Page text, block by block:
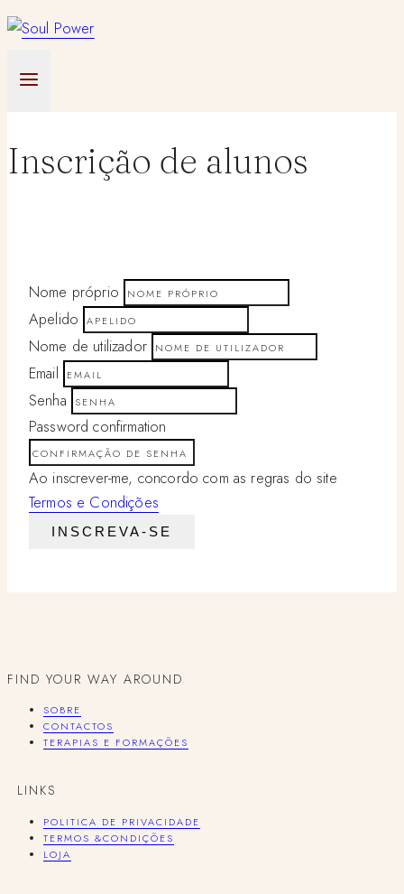
Skip
Inscrição de alunos
Nome próprio
Apelido
Nome de utilizador
Email
Senha
Password confirmation
Ao inscrever-me, concordo com as regras do site
Termos e Condições
INSCREVA-SE
FIND YOUR WAY AROUND
SOBRE
CONTACTOS
TERAPIAS E FORMAÇÕES
LINKS
POLITICA DE PRIVACIDADE
TERMOS &CONDIÇÕES
LOJA